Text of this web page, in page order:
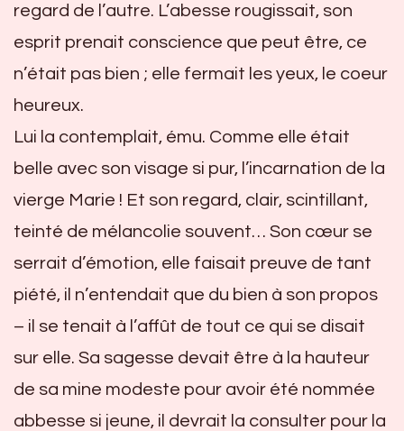
regard de l’autre. L’abesse rougissait, son
esprit prenait conscience que peut être, ce
n’était pas bien ; elle fermait les yeux, le coeur
heureux.
Lui la contemplait, ému. Comme elle était
belle avec son visage si pur, l’incarnation de la
vierge Marie ! Et son regard, clair, scintillant,
teinté de mélancolie souvent… Son cœur se
serrait d’émotion, elle faisait preuve de tant
piété, il n’entendait que du bien à son propos
– il se tenait à l’affût de tout ce qui se disait
sur elle. Sa sagesse devait être à la hauteur
de sa mine modeste pour avoir été nommée
abbesse si jeune, il devrait la consulter pour la